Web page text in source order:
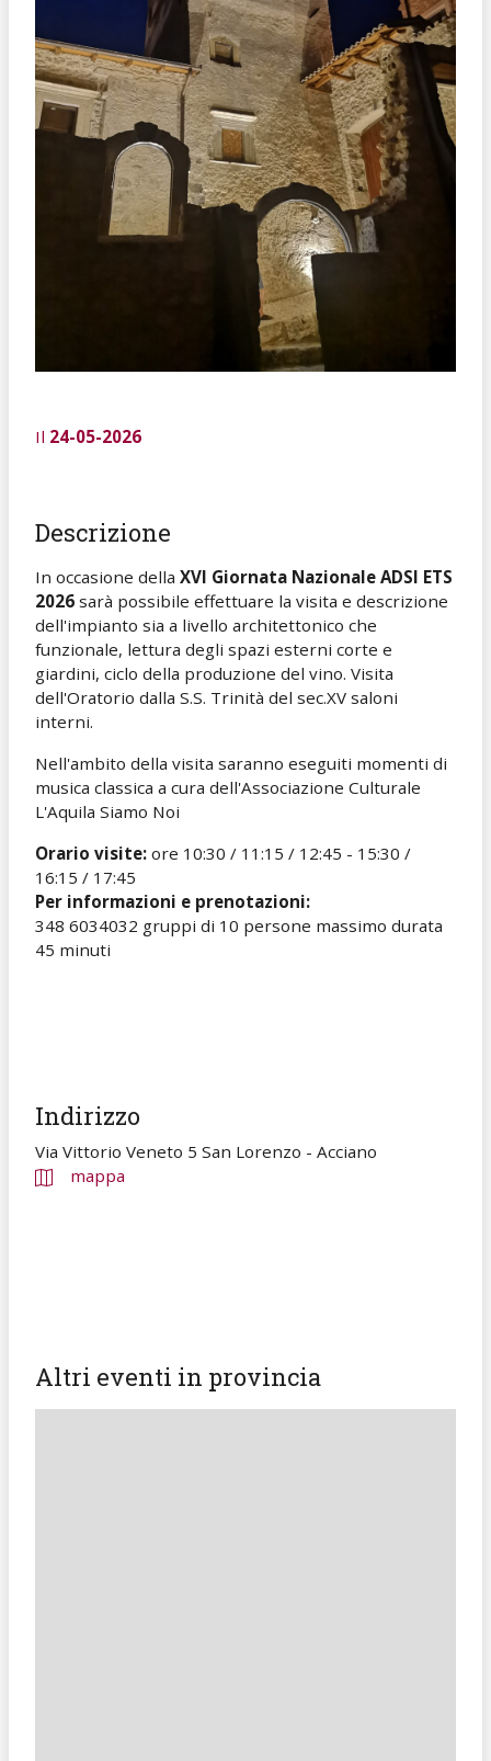
Il 24-05-2026
Descrizione
In occasione della XVI Giornata Nazionale ADSI ETS
2026 sarà possibile effettuare la visita e descrizione
dell'impianto sia a livello architettonico che
funzionale, lettura degli spazi esterni corte e
giardini, ciclo della produzione del vino. Visita
dell'Oratorio dalla S.S. Trinità del sec.XV saloni
interni.
Nell'ambito della visita saranno eseguiti momenti di
musica classica a cura dell'Associazione Culturale
L'Aquila Siamo Noi
Orario visite: ore 10:30 / 11:15 / 12:45 - 15:30 /
16:15 / 17:45
Per informazioni e prenotazioni:
348 6034032 gruppi di 10 persone massimo durata
45 minuti
Indirizzo
Via Vittorio Veneto 5 San Lorenzo - Acciano
mappa
Altri eventi in provincia